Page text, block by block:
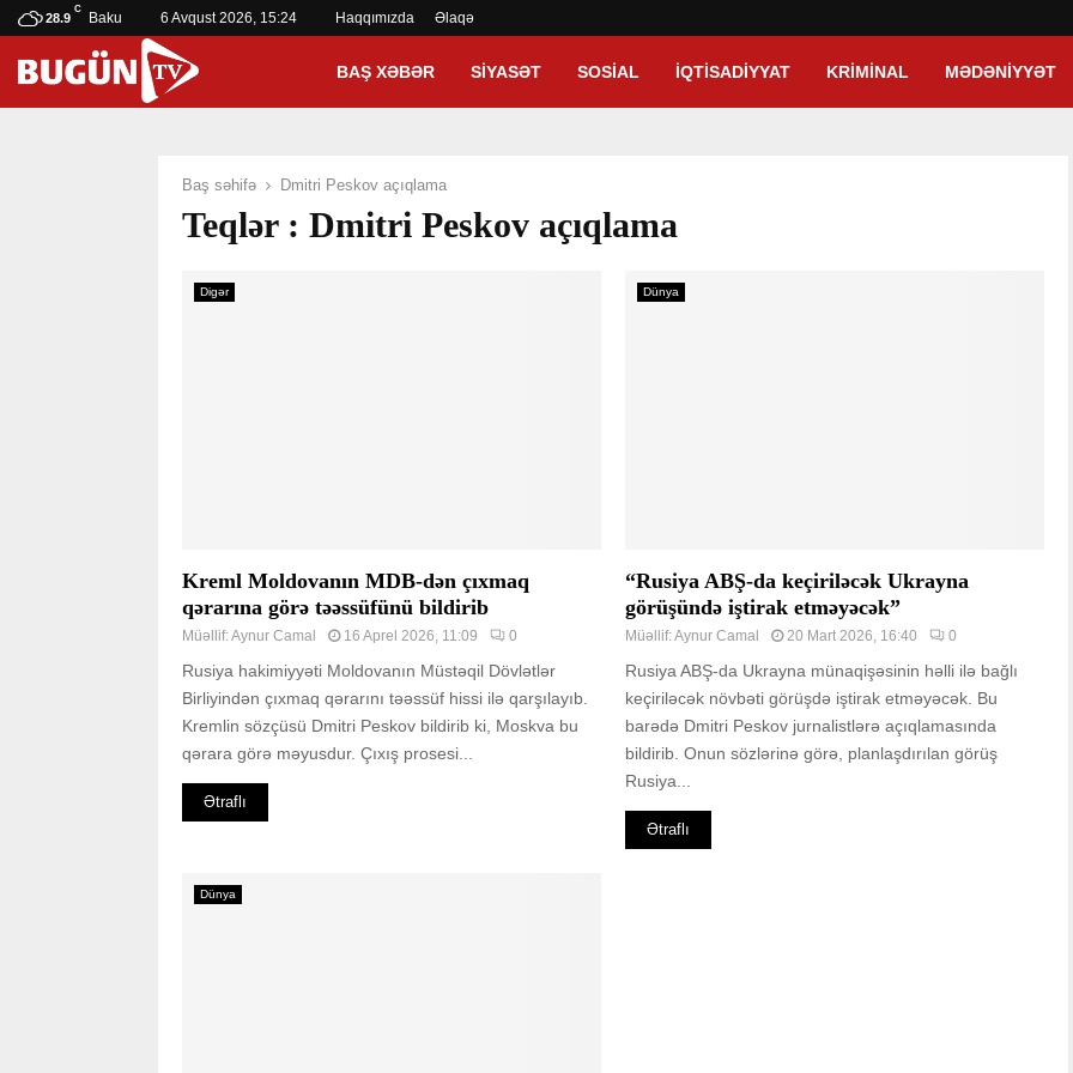
28.9
C
Baku 6 Avqust 2026, 15:24 Haqqımızda Əlaqə
BAŞ XƏBƏR SIYASƏT SOSIAL İQTISADIYYAT KRIMINAL MƏDƏNIYYƏT
Baş səhifə Dmitri Peskov açıqlama
Teqlər : Dmitri Peskov açıqlama
Digər
Kreml Moldovanın MDB-dən çıxmaq
qərarına görə təəssüfünü bildirib
Müəllif:Aynur Camal 16 Aprel 2026, 11:09 0
Rusiya hakimiyyəti Moldovanın Müstəqil Dövlətlər
Birliyindən çıxmaq qərarını təəssüf hissi ilə qarşılayıb.
Kremlin sözçüsü Dmitri Peskov bildirib ki, Moskva bu
qərara görə məyusdur. Çıxış prosesi...
Ətraflı
Dünya
“Rusiya ABŞ-da keçiriləcək Ukrayna
görüşündə iştirak etməyəcək”
Müəllif:Aynur Camal 20 Mart 2026, 16:40 0
Rusiya ABŞ-da Ukrayna münaqişəsinin həlli ilə bağlı
keçiriləcək növbəti görüşdə iştirak etməyəcək. Bu
barədə Dmitri Peskov jurnalistlərə açıqlamasında
bildirib. Onun sözlərinə görə, planlaşdırılan görüş
Rusiya...
Ətraflı
Dünya